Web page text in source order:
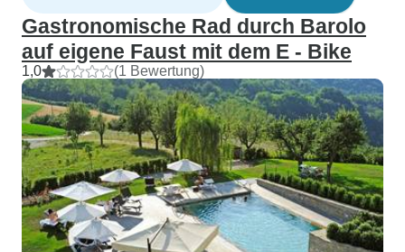
Gastronomische Rad durch Barolo
auf eigene Faust mit dem E - Bike
1,0 (1 Bewertung)